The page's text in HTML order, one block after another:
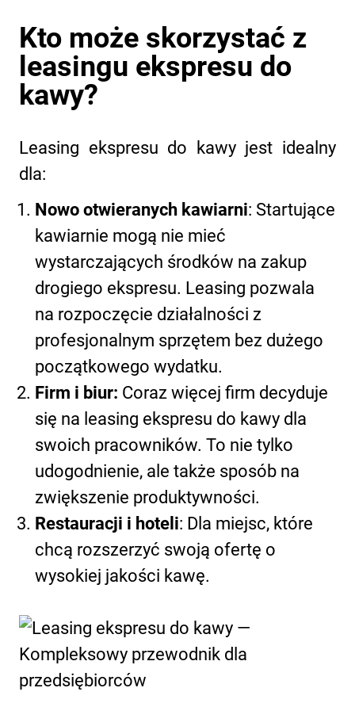
Kto może skorzystać z
leasingu ekspresu do
kawy?
Leasing ekspresu do kawy jest idealny
dla:
Nowo otwieranych kawiarni: Startujące
kawiarnie mogą nie mieć
wystarczających środków na zakup
drogiego ekspresu. Leasing pozwala
na rozpoczęcie działalności z
profesjonalnym sprzętem bez dużego
początkowego wydatku.
Firm i biur: Coraz więcej firm decyduje
się na leasing ekspresu do kawy dla
swoich pracowników. To nie tylko
udogodnienie, ale także sposób na
zwiększenie produktywności.
Restauracji i hoteli: Dla miejsc, które
chcą rozszerzyć swoją ofertę o
wysokiej jakości kawę.